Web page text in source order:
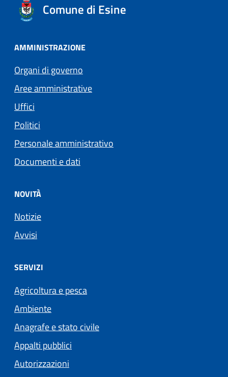
Comune di Esine
AMMINISTRAZIONE
Organi di governo
Aree amministrative
Uffici
Politici
Personale amministrativo
Documenti e dati
NOVITÀ
Notizie
Avvisi
SERVIZI
Agricoltura e pesca
Ambiente
Anagrafe e stato civile
Appalti pubblici
Autorizzazioni